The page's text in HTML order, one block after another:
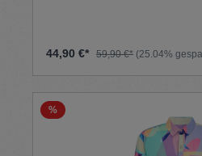
44,90 €* 59,90 €* (25.04%
%